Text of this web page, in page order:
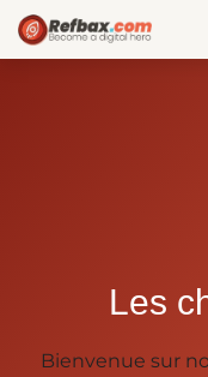
Les
Bienvenue sur
Panneau de gestion